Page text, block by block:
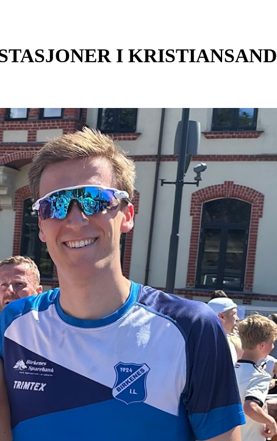
I KRISTIANSAND